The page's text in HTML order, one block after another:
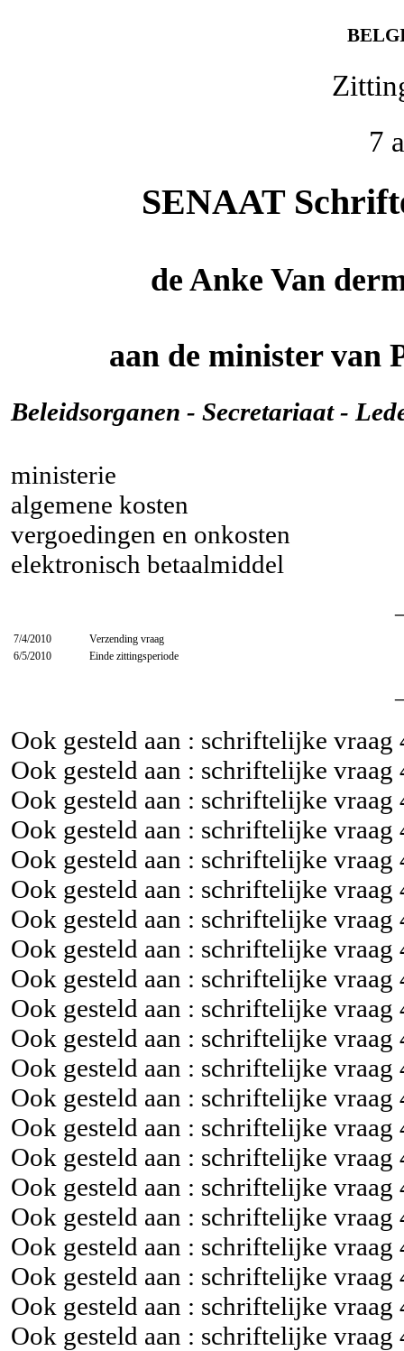
7
SENAAT
de Anke Van
aan de minister van
Beleidsorganen - Secretariaat -
ministerie
algemene kosten
vergoedingen en onkosten
elektronisch betaalmiddel
7/4/2010
Verzending vraag
6/5/2010
Einde zittingsperiode
Ook gesteld aan : schriftelijke vraag
Ook gesteld aan : schriftelijke vraag
Ook gesteld aan : schriftelijke vraag
Ook gesteld aan : schriftelijke vraag
Ook gesteld aan : schriftelijke vraag
Ook gesteld aan : schriftelijke vraag
Ook gesteld aan : schriftelijke vraag
Ook gesteld aan : schriftelijke vraag
Ook gesteld aan : schriftelijke vraag
Ook gesteld aan : schriftelijke vraag
Ook gesteld aan : schriftelijke vraag
Ook gesteld aan : schriftelijke vraag
Ook gesteld aan : schriftelijke vraag
Ook gesteld aan : schriftelijke vraag
Ook gesteld aan : schriftelijke vraag
Ook gesteld aan : schriftelijke vraag
Ook gesteld aan : schriftelijke vraag
Ook gesteld aan : schriftelijke vraag
Ook gesteld aan : schriftelijke vraag
Ook gesteld aan : schriftelijke vraag
Ook gesteld aan : schriftelijke vraag